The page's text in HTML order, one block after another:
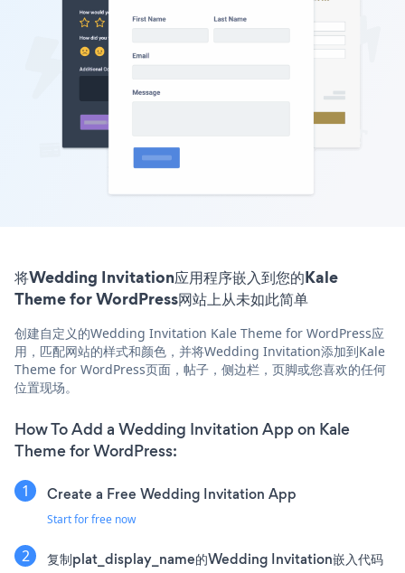
将Wedding Invitation应用程序嵌入到您的Kale
Theme for WordPress网站上从未如此简单
创建自定义的Wedding Invitation Kale Theme for WordPress应
用，匹配网站的样式和颜色，并将Wedding Invitation添加到Kale
Theme for WordPress页面，帖子，侧边栏，页脚或您喜欢的任何
位置现场。
How To Add a Wedding Invitation App on Kale
Theme for WordPress:
Create a Free Wedding Invitation App
Start for free now
复制plat_display_name的Wedding Invitation嵌入代码